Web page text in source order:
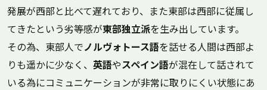
発展が西部と比べて遅れており、また東部は西部に従属し
てきたという劣等感が東部独立派を生み出しています。
その為、東部人でノルヴォトース語を話せる人間は西部よ
りも遥かに少なく、 英語やスペイン語が混在して話されて
いる為にコミュニケーションが非常に取りにくい状態にあ